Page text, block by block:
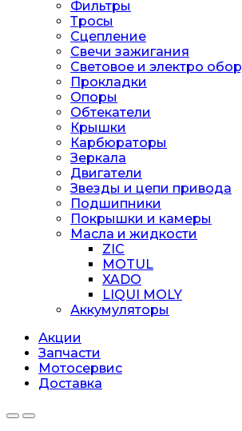
Фильтры
Тросы
Сцепление
Свечи зажигания
Световое и электро
Прокладки
Опоры
Обтекатели
Крышки
Карбюраторы
Зеркала
Двигатели
Звезды и цепи привода
Подшипники
Покрышки и камеры
Масла и жидкости
ZIC
MOTUL
XADO
LIQUI MOLY
Аккумуляторы
Акции
Запчасти
Мотосервис
Доставка